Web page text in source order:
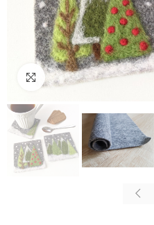
Cliquez pour agrandir